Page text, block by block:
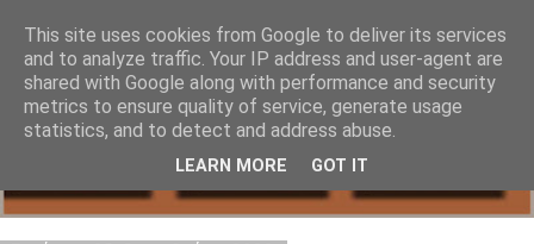
This site uses cookies from Google to deliver its services
and to analyze traffic. Your IP address and user-agent are
shared with Google along with performance and security
metrics to ensure quality of service, generate usage
statistics, and to detect and address abuse.
LEARN MORE GOT IT